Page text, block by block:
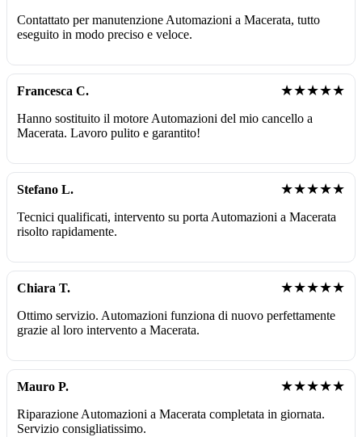
Contattato per manutenzione Automazioni a Macerata, tutto
eseguito in modo preciso e veloce.
Francesca C. ★★★★★
Hanno sostituito il motore Automazioni del mio cancello a
Macerata. Lavoro pulito e garantito!
Stefano L. ★★★★★
Tecnici qualificati, intervento su porta Automazioni a Macerata
risolto rapidamente.
Chiara T. ★★★★★
Ottimo servizio. Automazioni funziona di nuovo perfettamente
grazie al loro intervento a Macerata.
Mauro P. ★★★★★
Riparazione Automazioni a Macerata completata in giornata.
Servizio consigliatissimo.